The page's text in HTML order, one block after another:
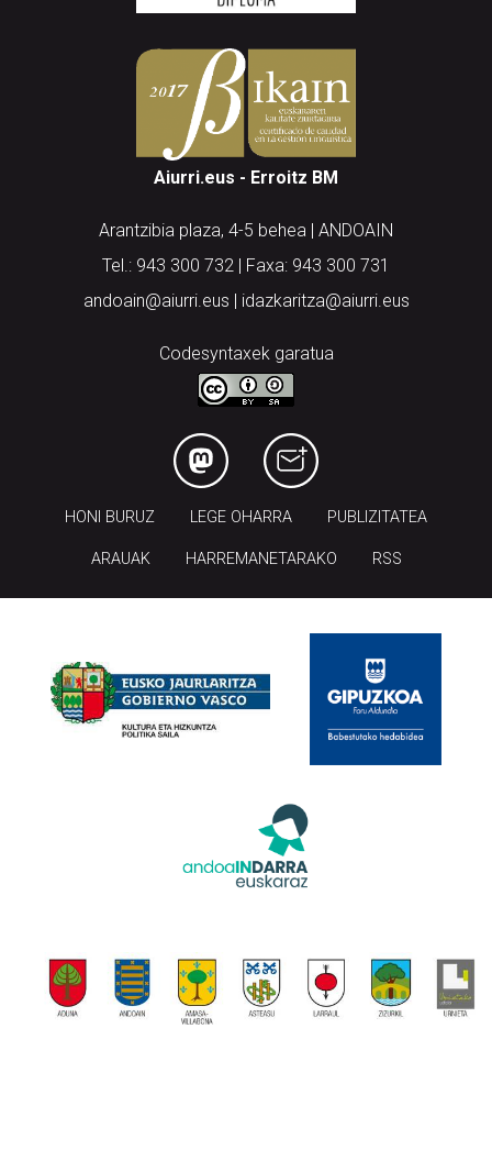
Aiurri.eus - Erroitz BM
Arantzibia plaza, 4-5 behea | ANDOAIN
Tel.: 943 300 732 | Faxa: 943 300 731
andoain@aiurri.eus | idazkaritza@aiurri.eus
Codesyntaxek garatua
HONI BURUZ LEGE OHARRA PUBLIZITATEA
ARAUAK HARREMANETARAKO RSS